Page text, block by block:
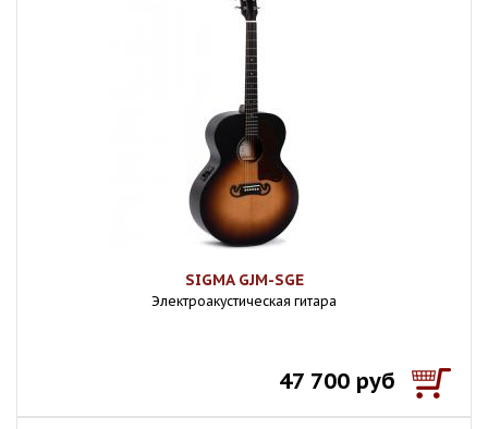
SIGMA GJM-SGE
Электроакустическая гитара
47 700 руб